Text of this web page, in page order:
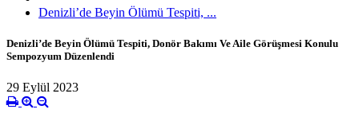
Denizli’de Beyin Ölümü Tespiti, ...
Denizli’de Beyin Ölümü Tespiti, Donör Bakımı Ve Aile Görüşmesi Konulu
Sempozyum Düzenlendi
29 Eylül 2023